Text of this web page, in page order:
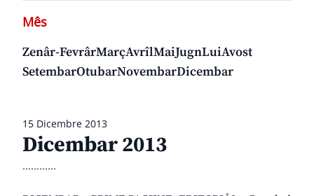
15 Dicembre 2013
Dicembar 2013
............
Mês
Zenâr-FevrârMarçAvrîlMaiJugnLuiAvost
SetembarOtubarNovembarDicembar